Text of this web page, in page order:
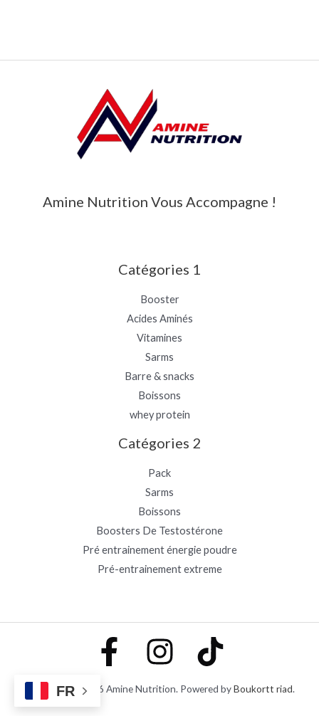
Amine Nutrition Vous Accompagne !
Catégories 1
Booster
Acides Aminés
Vitamines
Sarms
Barre & snacks
Boissons
whey protein
Catégories 2
Pack
Sarms
Boissons
Boosters De Testostérone
Pré entrainement énergie poudre
Pré-entrainement extreme
Copyright © 2026 Amine Nutrition. Powered byBoukortt riad.
FR